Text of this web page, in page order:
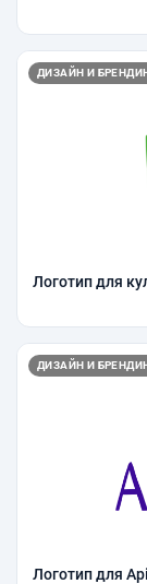
ДИЗАЙН И
Логотип для
ДИЗАЙН И
Логотип для